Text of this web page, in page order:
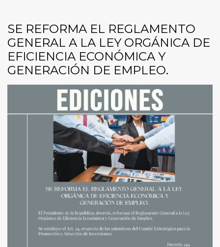
SE REFORMA EL REGLAMENTO
GENERAL A LA LEY ORGÁNICA DE
EFICIENCIA ECONÓMICA Y
GENERACIÓN DE EMPLEO.